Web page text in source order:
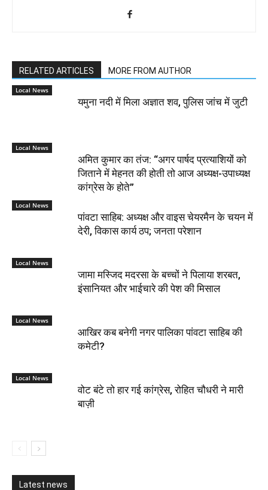
RELATED ARTICLES MORE FROM AUTHOR
Local News
यमुना नदी में मिला अज्ञात शव, पुलिस जांच में जुटी
Local News
अमित कुमार का तंज: “अगर पार्षद प्रत्याशियों को
जिताने में मेहनत की होती तो आज अध्यक्ष-उपाध्यक्ष
कांग्रेस के होते”
Local News
पांवटा साहिब: अध्यक्ष और वाइस चेयरमैन के चयन में
देरी, विकास कार्य ठप; जनता परेशान
Local News
जामा मस्जिद मदरसा के बच्चों ने पिलाया शरबत,
इंसानियत और भाईचारे की पेश की मिसाल
Local News
आखिर कब बनेगी नगर पालिका पांवटा साहिब की
कमेटी?
Local News
वोट बंटे तो हार गई कांग्रेस, रोहित चौधरी ने मारी
बाज़ी
Latest news